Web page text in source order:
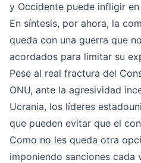
y Occidente puede infligir
En síntesis, por ahora, la
queda con una guerra que
acordados para limitar su
Pese al real fractura del
ONU, ante la agresividad
Ucrania, los líderes
que pueden evitar que el
Como no les queda otra
imponiendo sanciones cada